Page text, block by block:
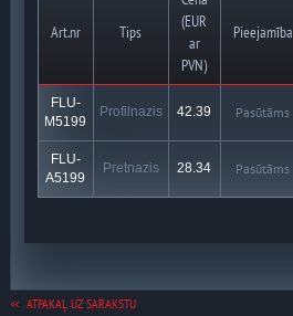
Art.nr Tips
(EUR
ar
PVN)
Pieejamība
FLU-
M5199
Profilnazis 42.39 Pasūtāms
FLU-
A5199
Pretnazis 28.34 Pasūtāms
ATPAKAĻ UZ SARAKSTU